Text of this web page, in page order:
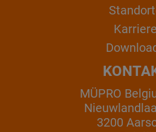
Karriere
MÜPRO
3200